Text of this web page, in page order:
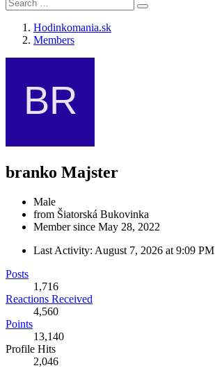
Hodinkomania.sk
Members
branko Majster
Male
from Šiatorská Bukovinka
Member since May 28, 2022
Last Activity: August 7, 2026 at 9:09 PM
Posts
1,716
Reactions Received
4,560
Points
13,140
Profile Hits
2,046